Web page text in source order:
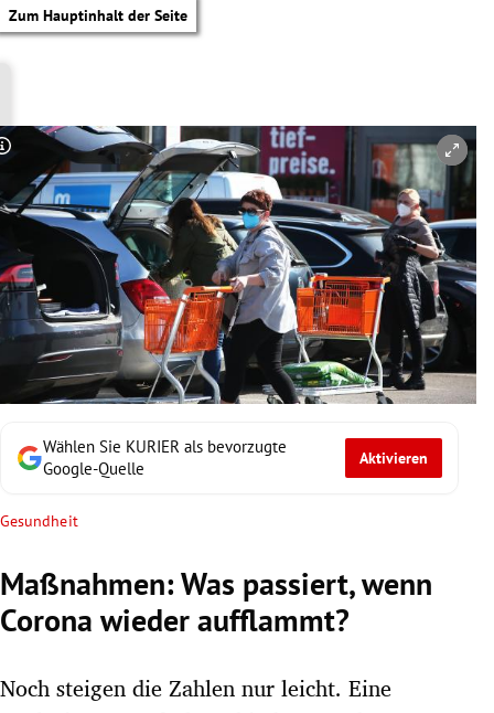
Zum Hauptinhalt der Seite
Untermenü
Untermenü
Untermenü
Untermenü
Untermenü
Wählen Sie KURIER als bevorzugte
Google-Quelle
Aktivieren
Gesundheit
Maßnahmen: Was passiert, wenn
Corona wieder aufflammt?
Noch steigen die Zahlen nur leicht. Eine
Copyright-Hinweis öffnen/schließen